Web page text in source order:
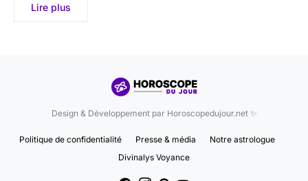
Lire plus
Design & Développement par Horoscopedujour.net ✨
Politique de confidentialité Presse & média
Notre astrologue
Divinalys Voyance